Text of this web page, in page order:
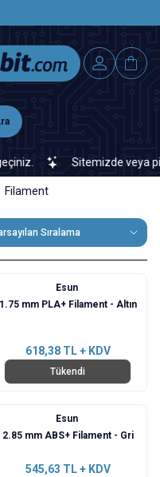
Sitemizde veya
Filament
Sıralama
Esun
1.75 mm PLA+ Filament - Altın
618,38TL + KDV
Tükendi
Esun
2.85 mm ABS+ Filament - Gri
545,63 TL + KDV